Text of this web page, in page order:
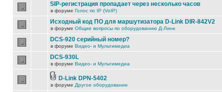
SIP-регистрация пропадает через несколько часов
в форуме Голос по IP (VoIP)
Исходный код ПО для маршутизатора D-Link DIR-842V2
в форуме Общие вопросы по оборудованию Д-Линк
DCS-920 серийный номер?
в форуме Видео- и Мультимедиа
DCS-930L
в форуме Видео- и Мультимедиа
D-Link DPN-5402
в форуме Другое оборудование